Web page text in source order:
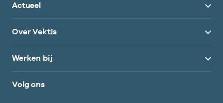
Actueel
Over Vektis
Werken bij
Volg ons